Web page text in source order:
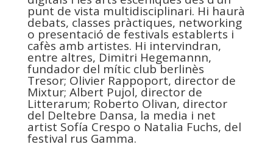
punt de vista multidisciplinari. Hi haurà
debats, classes pràctiques, networking
o presentació de festivals establerts i
cafès amb artistes. Hi intervindran,
entre altres, Dimitri Hegemannn,
fundador del mític club berlinès
Tresor; Olivier Rappoport, director de
Mixtur; Albert Pujol, director de
Litterarum; Roberto Olivan, director
del Deltebre Dansa, la media i net
artist Sofía Crespo o Natalia Fuchs, del
festival rus Gamma.